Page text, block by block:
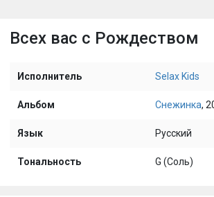
Всех вас с Рождеством
Исполнитель Selax Kids
Альбом Снежинка,
Язык Русский
Тональность G (Соль)